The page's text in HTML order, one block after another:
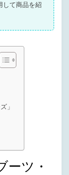
して商品を紹
」
ーツ・